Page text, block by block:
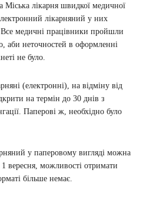
Міська лікарня швидкої медичної
лікарняний у них
медичні працівники пройшли
аби неточностей в оформленні
не було.
(електронні), на відміну від
на термін до 30 днів з
Паперові ж, необхідно було
у паперовому вигляді можна
вересня, можливості отримати
більше немає.